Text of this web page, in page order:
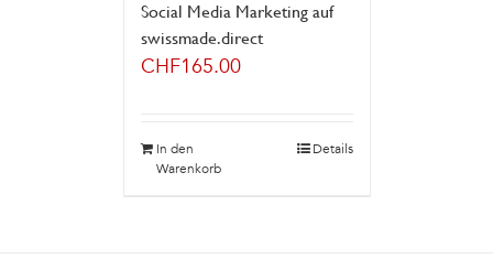
Social Media Marketing auf
swissmade.direct
CHF165.00
In den
Warenkorb
Details